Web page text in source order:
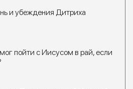
и убеждения Дитриха
пойти с Иисусом в рай, если